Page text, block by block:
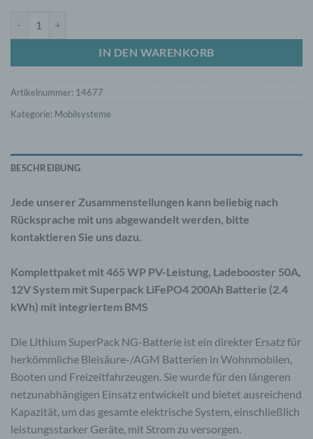
IN DEN WARENKORB
Artikelnummer: 14677
Kategorie: Mobilsysteme
BESCHREIBUNG
Jede unserer Zusammenstellungen kann beliebig nach
Rücksprache mit uns abgewandelt werden, bitte
kontaktieren Sie uns dazu.
Komplettpaket mit 465 WP PV-Leistung, Ladebooster 50A,
12V System mit Superpack LiFePO4 200Ah Batterie (2.4
kWh) mit integriertem BMS
Die Lithium SuperPack NG-Batterie ist ein direkter Ersatz für
herkömmliche Bleisäure-/AGM Batterien in Wohnmobilen,
Booten und Freizeitfahrzeugen. Sie wurde für den längeren
netzunabhängigen Einsatz entwickelt und bietet ausreichend
Kapazität, um das gesamte elektrische System, einschließlich
leistungsstarker Geräte, mit Strom zu versorgen.